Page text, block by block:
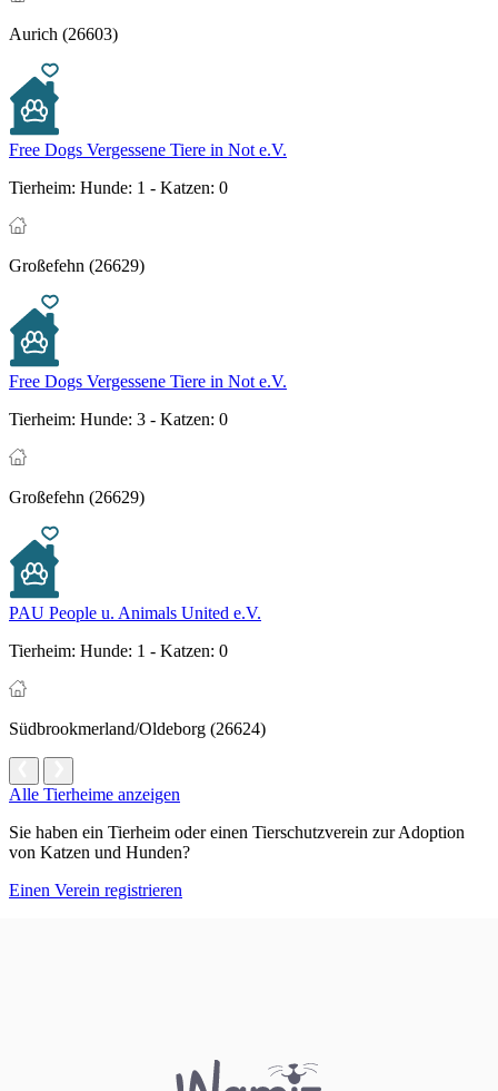
Aurich (26603)
Free Dogs Vergessene Tiere in Not e.V.
Tierheim: Hunde: 1 - Katzen: 0
Großefehn (26629)
Free Dogs Vergessene Tiere in Not e.V.
Tierheim: Hunde: 3 - Katzen: 0
Großefehn (26629)
PAU People u. Animals United e.V.
Tierheim: Hunde: 1 - Katzen: 0
Südbrookmerland/Oldeborg (26624)
Alle Tierheime anzeigen
Sie haben ein Tierheim oder einen Tierschutzverein zur Adoption
von Katzen und Hunden?
Einen Verein registrieren